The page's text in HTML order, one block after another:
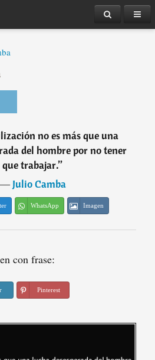
no es más que una
del hombre por no tener
que trabajar.”
Julio Camba
WhatsApp Imagen
con frase:
Pinterest